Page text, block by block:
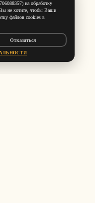
на обработку
не хотите, чтобы Ваши
файлов cookies в
Отказаться